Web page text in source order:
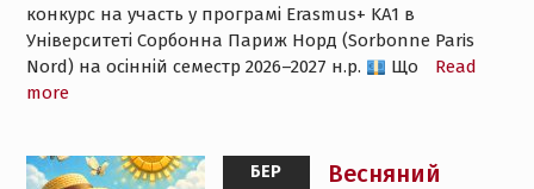
конкурс на участь у програмі Erasmus+ KA1 в
Університеті Сорбонна Париж Норд (Sorbonne Paris
Nord) на осінній семестр 2026–2027 н.р.
Що
Read
more
БЕР
Весняний